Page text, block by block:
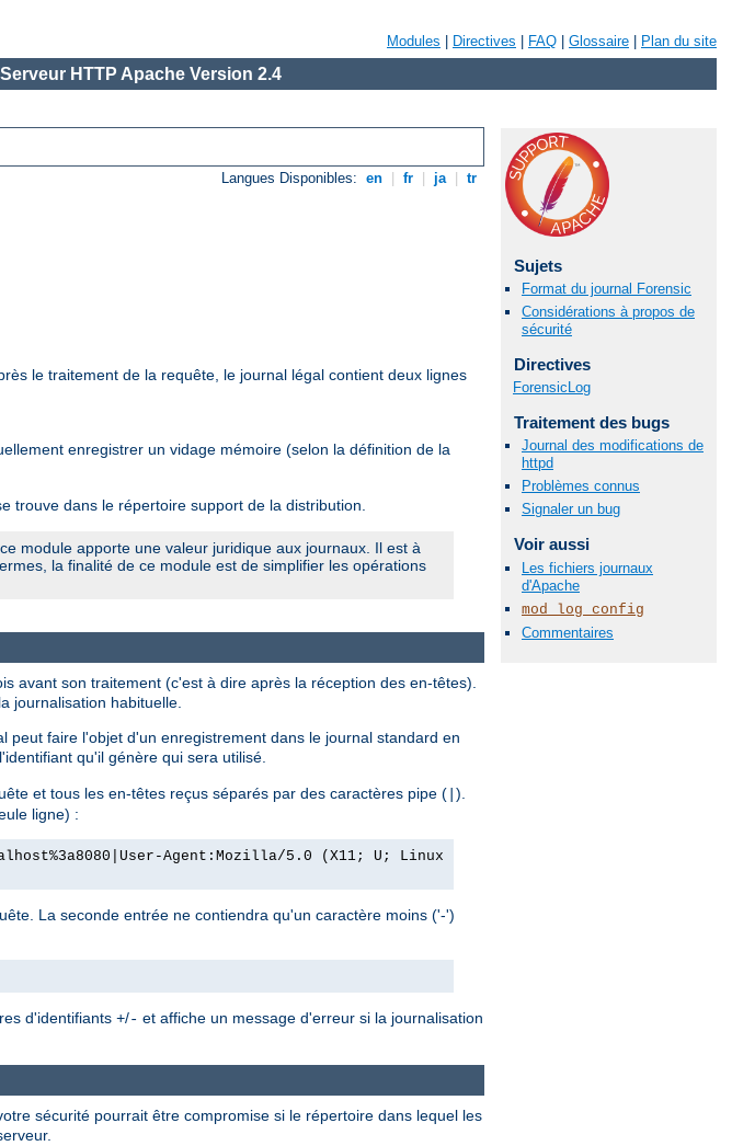
Modules Directives FAQ Glossaire Plan du site
Serveur HTTP Apache Version 2.4
Langues Disponibles: en fr ja tr
le traitement de la requête, le journal légal contient deux lignes
enregistrer un vidage mémoire (selon la définition de la
trouve dans le répertoire support de la distribution.
module apporte une valeur juridique aux journaux. Il est à
la finalité de ce module est de simplifier les opérations
Sujets
Format du journal Forensic
Considérations à propos de
sécurité
Directives
ForensicLog
Traitement des bugs
Journal des modifications de
httpd
Problèmes connus
Signaler un bug
Voir aussi
Les fichiers journaux
d'Apache
mod_log_config
Commentaires
avant son traitement (c'est à dire après la réception des en-têtes).
journalisation habituelle.
faire l'objet d'un enregistrement dans le journal standard en
l'identifiant qu'il génère qui sera utilisé.
et tous les en-têtes reçus séparés par des caractères pipe ( ).
ligne) :
Agent:Mozilla/5.0 (X11; U; Linux
La seconde entrée ne contiendra qu'un caractère moins ('-')
d'identifiants +/- et affiche un message d'erreur si la journalisation
sécurité pourrait être compromise si le répertoire dans lequel les